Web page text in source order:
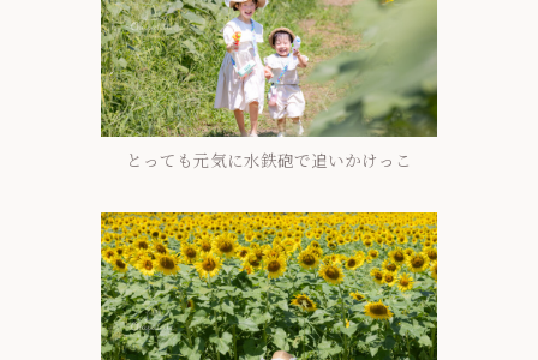
とっても元気に水鉄砲で追いかけっこ